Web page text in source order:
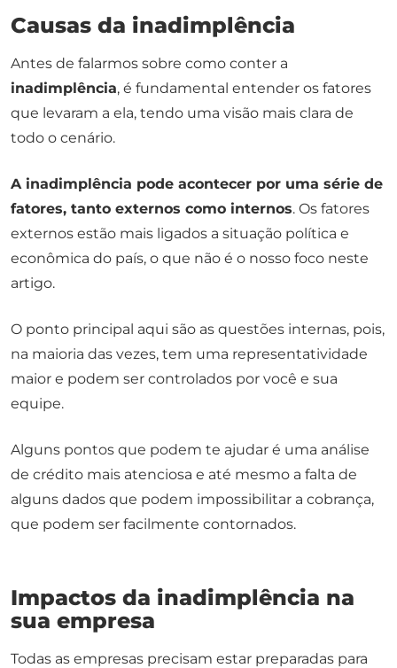
Causas da inadimplência
Antes de falarmos sobre como conter a
inadimplência, é fundamental entender os fatores
que levaram a ela, tendo uma visão mais clara de
todo o cenário.
A inadimplência pode acontecer por uma série de
fatores, tanto externos como internos. Os fatores
externos estão mais ligados a situação política e
econômica do país, o que não é o nosso foco neste
artigo.
O ponto principal aqui são as questões internas, pois,
na maioria das vezes, tem uma representatividade
maior e podem ser controlados por você e sua
equipe.
Alguns pontos que podem te ajudar é uma análise
de crédito mais atenciosa e até mesmo a falta de
alguns dados que podem impossibilitar a cobrança,
que podem ser facilmente contornados.
Impactos da inadimplência na
sua empresa
Todas as empresas precisam estar preparadas para